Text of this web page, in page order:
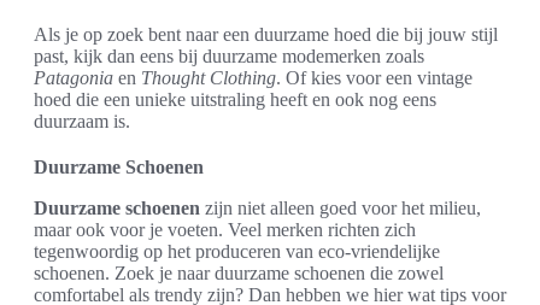
Als je op zoek bent naar een duurzame hoed die bij jouw stijl
past, kijk dan eens bij duurzame modemerken zoals
Patagonia en Thought Clothing. Of kies voor een vintage
hoed die een unieke uitstraling heeft en ook nog eens
duurzaam is.
Duurzame Schoenen
Duurzame schoenen zijn niet alleen goed voor het milieu,
maar ook voor je voeten. Veel merken richten zich
tegenwoordig op het produceren van eco-vriendelijke
schoenen. Zoek je naar duurzame schoenen die zowel
comfortabel als trendy zijn? Dan hebben we hier wat tips voor